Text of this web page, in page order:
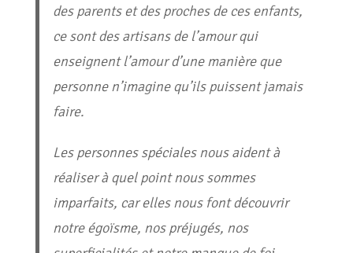
des parents et des proches de ces enfants,
ce sont des artisans de l’amour qui
enseignent l’amour d’une manière que
personne n’imagine qu’ils puissent jamais
faire.
Les personnes spéciales nous aident à
réaliser à quel point nous sommes
imparfaits, car elles nous font découvrir
notre égoïsme, nos préjugés, nos